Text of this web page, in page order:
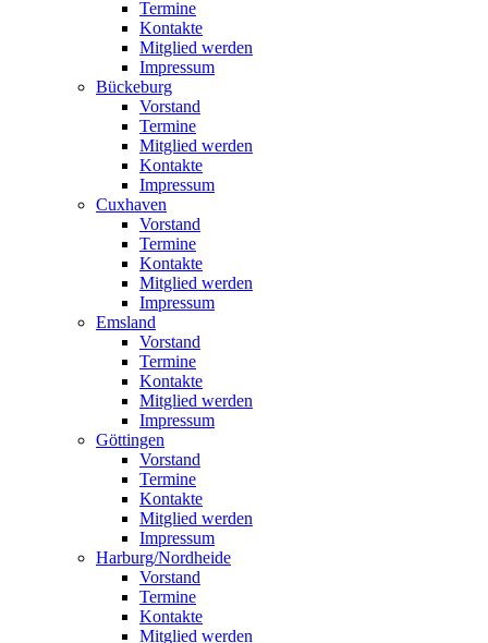
Termine
Kontakte
Mitglied werden
Impressum
Bückeburg
Vorstand
Termine
Mitglied werden
Kontakte
Impressum
Cuxhaven
Vorstand
Termine
Kontakte
Mitglied werden
Impressum
Emsland
Vorstand
Termine
Kontakte
Mitglied werden
Impressum
Göttingen
Vorstand
Termine
Kontakte
Mitglied werden
Impressum
Harburg/Nordheide
Vorstand
Termine
Kontakte
Mitglied werden